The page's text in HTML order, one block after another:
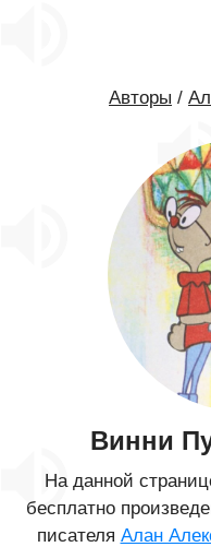
Авторы /
Винни
На данной
бесплатно
писателя Алан